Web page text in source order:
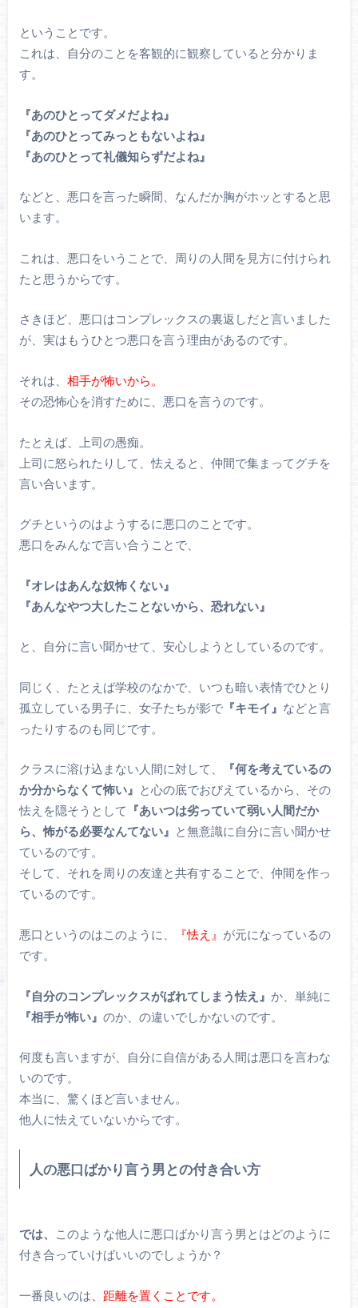
ということです。
これは、自分のことを客観的に観察していると分かりま
す。
『あのひとってダメだよね』
『あのひとってみっともないよね』
『あのひとって礼儀知らずだよね』
などと、悪口を言った瞬間、なんだか胸がホッとすると思
います。
これは、悪口をいうことで、周りの人間を見方に付けられ
たと思うからです。
さきほど、悪口はコンプレックスの裏返しだと言いました
が、実はもうひとつ悪口を言う理由があるのです。
それは、 相手が怖いから。
その恐怖心を消すために、悪口を言うのです。
たとえば、上司の愚痴。
上司に怒られたりして、怯えると、仲間で集まってグチを
言い合います。
グチというのはようするに悪口のことです。
悪口をみんなで言い合うことで、
『オレはあんな奴怖くない』
『あんなやつ大したことないから、恐れない』
と、自分に言い聞かせて、安心しようとしているのです。
同じく、たとえば学校のなかで、いつも暗い表情でひとり
孤立している男子に、女子たちが影で『キモイ』 などと言
ったりするのも同じです。
クラスに溶け込まない人間に対して、
『何を考えているの
か分からなくて怖い』 と心の底でおびえているから、その
怯えを隠そうとして 『あいつは劣っていて弱い人間だか
ら、怖がる必要なんてない』 と無意識に自分に言い聞かせ
ているのです。
そして、それを周りの友達と共有することで、仲間を作っ
ているのです。
悪口というのはこのように、 『怯え』 が元になっているの
です。
『自分のコンプレックスがばれてしまう怯え』 か、単純に
『相手が怖い』 のか、の違いでしかないのです。
何度も言いますが、自分に自信がある人間は悪口を言わな
いのです。
本当に、驚くほど言いません。
他人に怯えていないからです。
人の悪口ばかり言う男との付き合い方
では、
このような他人に悪口ばかり言う男とはどのように
付き合っていけばいいのでしょうか？
一番良いのは 、距離を置くことです。